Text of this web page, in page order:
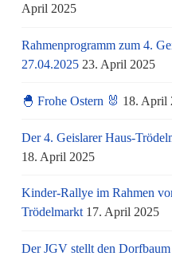
April 2025
Rahmenprogramm zum 4.
27.04.2025 23. April 2025
🐣 Frohe Ostern 🐰 18. April
Der 4. Geislarer Haus-
18. April 2025
Kinder-Rallye im Rahmen
Trödelmarkt 17. April 2025
Der JGV stellt den